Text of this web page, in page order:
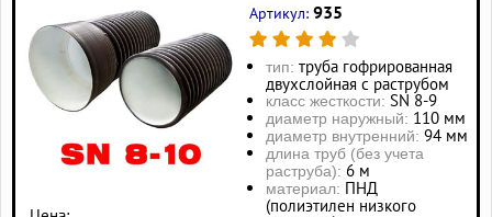
Артикул: 935
тип: труба гофрированная
двухслойная с раструбом
класс жесткости: SN 8-9
диаметр наружный: 110 мм
диаметр внутренний: 94 мм
длина труб (без учета
раструба): 6 м
материал: ПНД
(полиэтилен низкого